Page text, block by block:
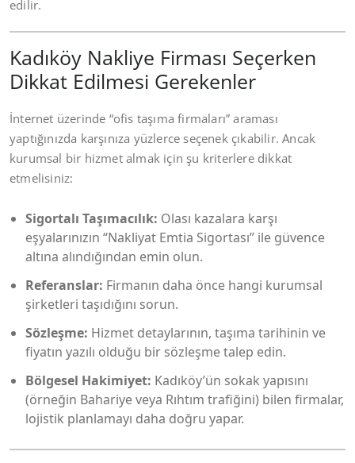
edilir.
Kadıköy Nakliye Firması Seçerken
Dikkat Edilmesi Gerekenler
İnternet üzerinde “ofis taşıma firmaları” araması
yaptığınızda karşınıza yüzlerce seçenek çıkabilir. Ancak
kurumsal bir hizmet almak için şu kriterlere dikkat
etmelisiniz:
Sigortalı Taşımacılık: Olası kazalara karşı
eşyalarınızın “Nakliyat Emtia Sigortası” ile güvence
altına alındığından emin olun.
Referanslar: Firmanın daha önce hangi kurumsal
şirketleri taşıdığını sorun.
Sözleşme: Hizmet detaylarının, taşıma tarihinin ve
fiyatın yazılı olduğu bir sözleşme talep edin.
Bölgesel Hakimiyet: Kadıköy’ün sokak yapısını
(örneğin Bahariye veya Rıhtım trafiğini) bilen firmalar,
lojistik planlamayı daha doğru yapar.